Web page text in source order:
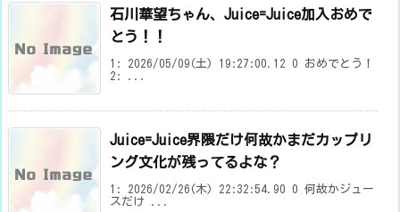
石川華望ちゃん、Juice=Juice加入おめで
とう！！
1: 2026/05/09(土) 19:27:00.12 0 おめでとう！
2: ...
Juice=Juice界隈だけ何故かまだカップリ
ング文化が残ってるよな？
1: 2026/02/26(木) 22:32:54.90 0 何故かジュー
スだけ ...